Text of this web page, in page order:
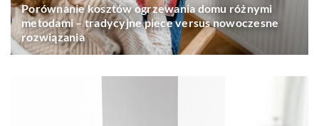
Porównanie kosztów ogrzewania domu różnymi
metodami – tradycyjne piece versus nowoczesne
rozwiązania